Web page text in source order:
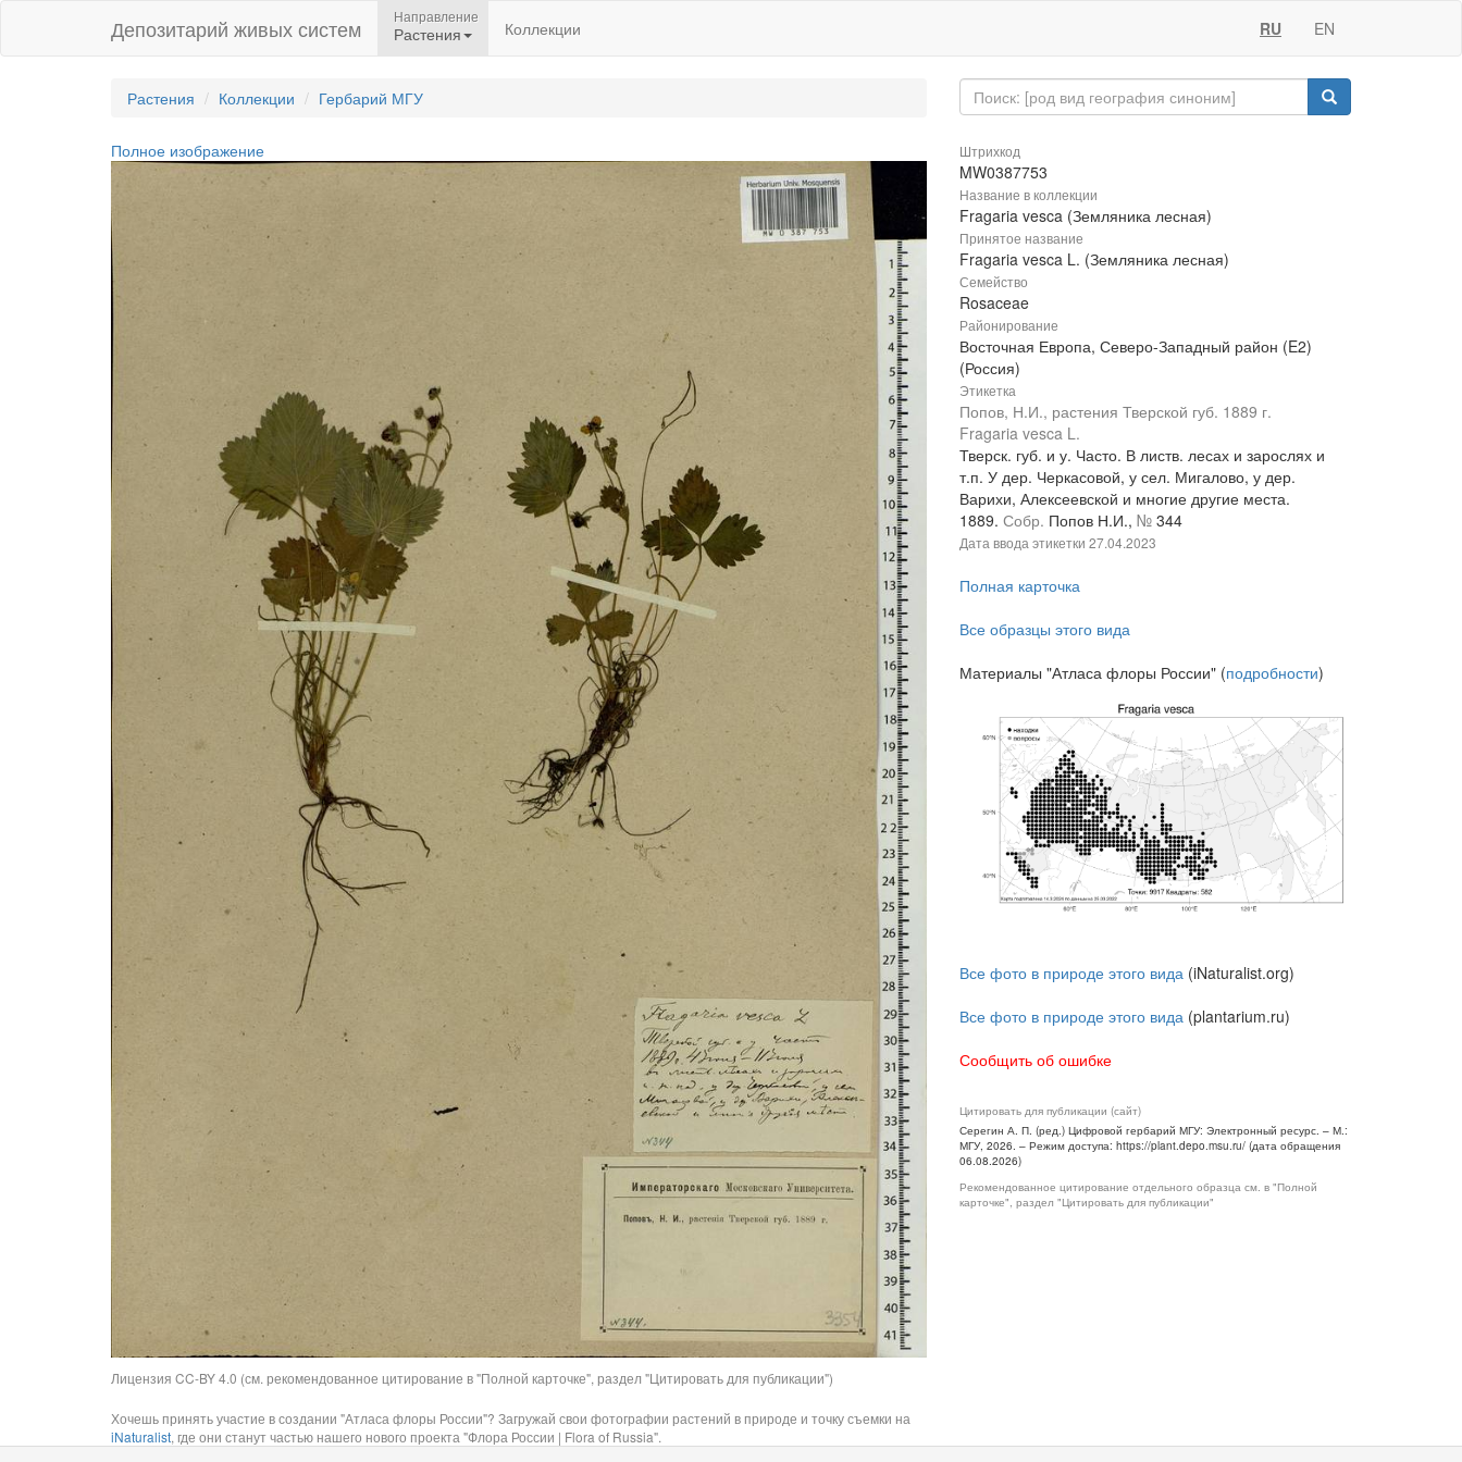
Депозитарий живых систем Направление
Растения Коллекции RU EN
Растения Коллекции Гербарий МГУ
Полное изображение
Лицензия CC-BY 4.0 (см. рекомендованное цитирование в "Полной карточке", раздел "Цитировать для публикации")
Хочешь принять участие в создании "Атласа флоры России"? Загружай свои фотографии растений в природе и точку съемки на
iNaturalist, где они станут частью нашего нового проекта "Флора России | Flora of Russia".
Штрихкод
MW0387753
Название в коллекции
Fragaria vesca (Земляника лесная)
Принятое название
Fragaria vesca L. (Земляника лесная)
Семейство
Rosaceae
Районирование
Восточная Европа, Северо-Западный район (E2)
(Россия)
Этикетка
Попов, Н.И., растения Тверской губ. 1889 г.
Fragaria vesca L.
Тверск. губ. и у. Часто. В листв. лесах и зарослях и
т.п. У дер. Черкасовой, у сел. Мигалово, у дер.
Варихи, Алексеевской и многие другие места.
1889. Собр. Попов Н.И., № 344
Дата ввода этикетки 27.04.2023
Полная карточка
Все образцы этого вида
Материалы "Атласа флоры России" (подробности)
Все фото в природе этого вида (iNaturalist.org)
Все фото в природе этого вида (plantarium.ru)
Сообщить об ошибке
Цитировать для публикации (сайт)
Серегин А. П. (ред.) Цифровой гербарий МГУ: Электронный ресурс. – М.:
МГУ, 2026. – Режим доступа: https://plant.depo.msu.ru/ (дата обращения
06.08.2026)
Рекомендованное цитирование отдельного образца см. в "Полной
карточке", раздел "Цитировать для публикации"